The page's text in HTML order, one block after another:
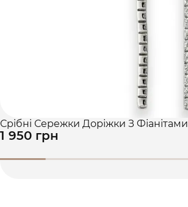
Срібні Сережки Доріжки З Фіанітами
1 950 грн